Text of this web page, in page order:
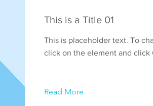
This is a Title 01
This is placeholder text. To
click on the element and click
Read More